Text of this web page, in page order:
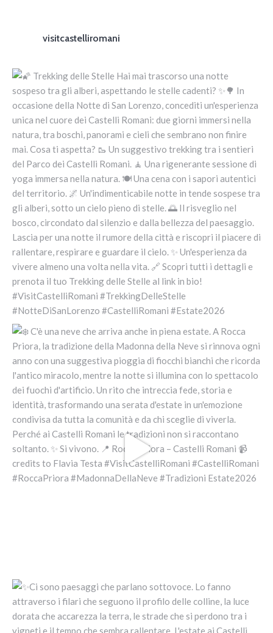
visitcastelliromani